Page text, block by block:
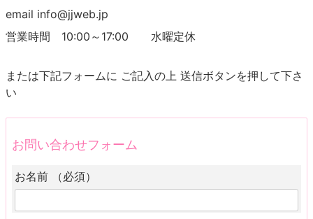
email info@jjweb.jp
営業時間 10:00～17:00 水曜定休
または下記フォームに ご記入の上 送信ボタンを押して下さ
い
お問い合わせフォーム
お名前 （必須）